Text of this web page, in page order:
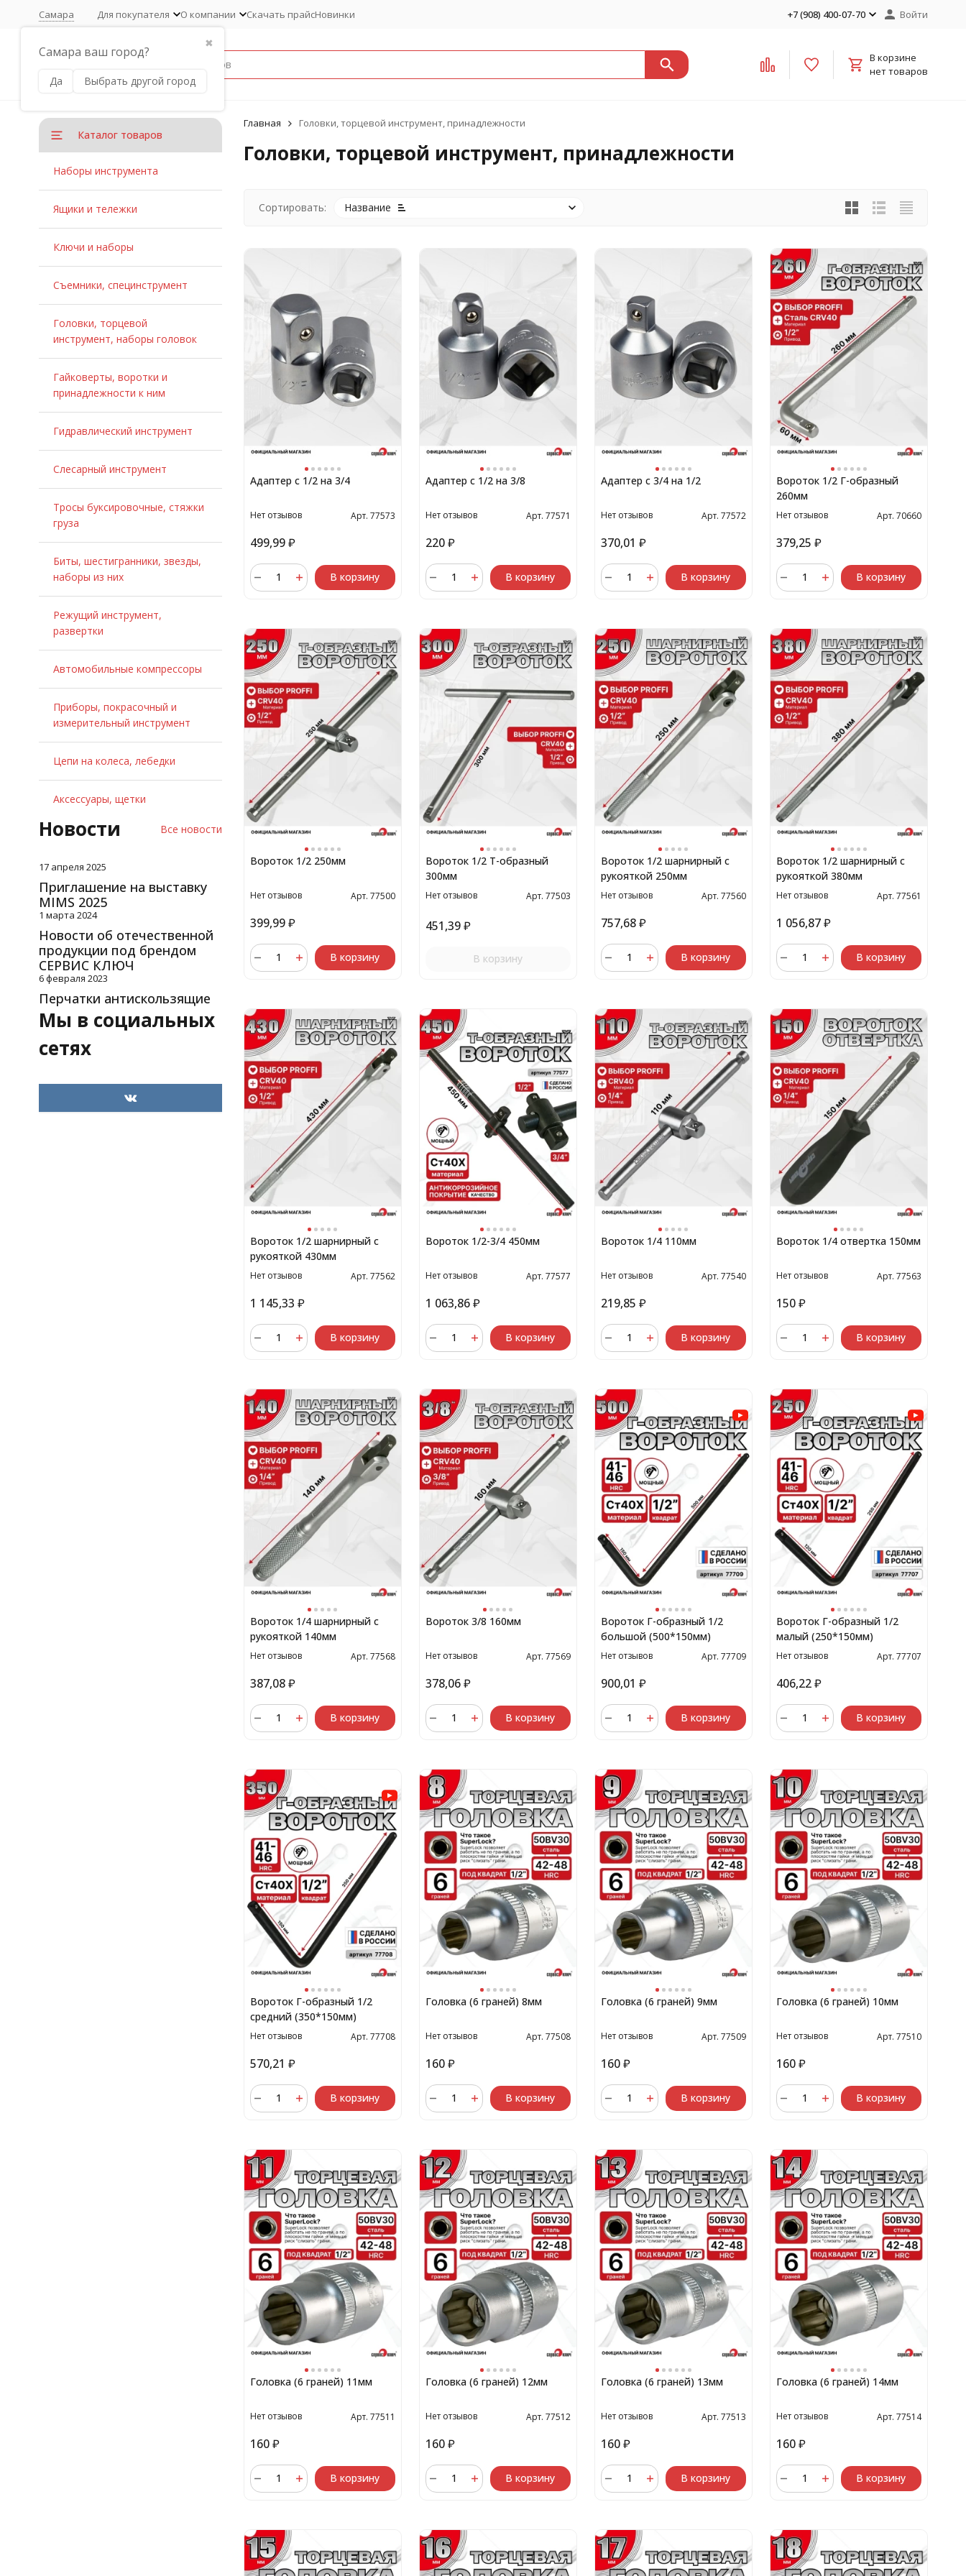
Самара
✖
Самара ваш город?
Да Выбрать другой город
Для покупателя О компании Скачать прайсНовинки +7 (908) 400-07-70 Войти
В корзине
нет товаров
Главная Головки, торцевой инструмент, принадлежности
Головки, торцевой инструмент, принадлежности
Сортировать: Название
Адаптер с 1/2 на 3/4
Нет отзывов Арт. 77573
499,99 ₽
В корзину
Адаптер с 1/2 на 3/8
Нет отзывов Арт. 77571
220 ₽
В корзину
Адаптер с 3/4 на 1/2
Нет отзывов Арт. 77572
370,01 ₽
В корзину
Вороток 1/2 Г-образный
260мм
Нет отзывов Арт. 70660
379,25 ₽
В корзину
Вороток 1/2 250мм
Нет отзывов Арт. 77500
399,99 ₽
В корзину
Вороток 1/2 Т-образный
300мм
Нет отзывов Арт. 77503
451,39 ₽
В корзину
Вороток 1/2 шарнирный с
рукояткой 250мм
Нет отзывов Арт. 77560
757,68 ₽
В корзину
Вороток 1/2 шарнирный с
рукояткой 380мм
Нет отзывов Арт. 77561
1 056,87 ₽
В корзину
Вороток 1/2 шарнирный с
рукояткой 430мм
Нет отзывов Арт. 77562
1 145,33 ₽
В корзину
Вороток 1/2-3/4 450мм
Нет отзывов Арт. 77577
1 063,86 ₽
В корзину
Вороток 1/4 110мм
Нет отзывов Арт. 77540
219,85 ₽
В корзину
Вороток 1/4 отвертка 150мм
Нет отзывов Арт. 77563
150 ₽
В корзину
Вороток 1/4 шарнирный с
рукояткой 140мм
Нет отзывов Арт. 77568
387,08 ₽
В корзину
Вороток 3/8 160мм
Нет отзывов Арт. 77569
378,06 ₽
В корзину
Вороток Г-образный 1/2
большой (500*150мм)
Нет отзывов Арт. 77709
900,01 ₽
В корзину
Вороток Г-образный 1/2
малый (250*150мм)
Нет отзывов Арт. 77707
406,22 ₽
В корзину
Вороток Г-образный 1/2
средний (350*150мм)
Нет отзывов Арт. 77708
570,21 ₽
В корзину
Головка (6 граней) 8мм
Нет отзывов Арт. 77508
160 ₽
В корзину
Головка (6 граней) 9мм
Нет отзывов Арт. 77509
160 ₽
В корзину
Головка (6 граней) 10мм
Нет отзывов Арт. 77510
160 ₽
В корзину
Головка (6 граней) 11мм
Нет отзывов Арт. 77511
160 ₽
В корзину
Головка (6 граней) 12мм
Нет отзывов Арт. 77512
160 ₽
В корзину
Головка (6 граней) 13мм
Нет отзывов Арт. 77513
160 ₽
В корзину
Головка (6 граней) 14мм
Нет отзывов Арт. 77514
160 ₽
В корзину
Каталог товаров
Наборы инструмента
Ящики и тележки
Ключи и наборы
Съемники, специнструмент
Головки, торцевой
инструмент, наборы головок
Гайковерты, воротки и
принадлежности к ним
Гидравлический инструмент
Слесарный инструмент
Тросы буксировочные, стяжки
груза
Биты, шестигранники, звезды,
наборы из них
Режущий инструмент,
развертки
Автомобильные компрессоры
Приборы, покрасочный и
измерительный инструмент
Цепи на колеса, лебедки
Аксессуары, щетки
Новости Все новости
17 апреля 2025
Приглашение на выставку
MIMS 2025
1 марта 2024
Новости об отечественной
продукции под брендом
СЕРВИС КЛЮЧ
6 февраля 2023
Перчатки антискользящие
Мы в социальных
сетях